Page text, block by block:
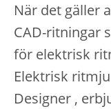
När det gäller
CAD-ritningar
för elektrisk
Elektrisk
Designer ,